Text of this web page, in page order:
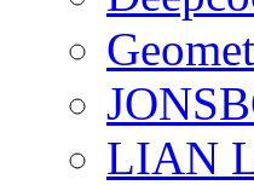
LIAN